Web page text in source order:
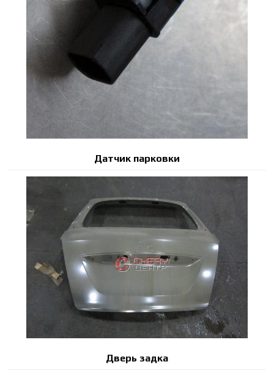
Датчик парковки
Дверь задка